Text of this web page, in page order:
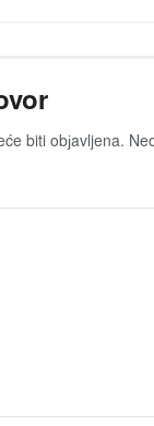
biti obјavljena.